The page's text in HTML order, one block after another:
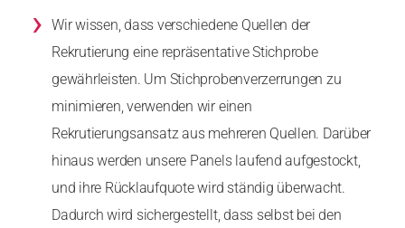
› Wir wissen, dass verschiedene Quellen der
Rekrutierung eine repräsentative Stichprobe
gewährleisten. Um Stichprobenverzerrungen zu
minimieren, verwenden wir einen
Rekrutierungsansatz aus mehreren Quellen. Darüber
hinaus werden unsere Panels laufend aufgestockt,
und ihre Rücklaufquote wird ständig überwacht.
Dadurch wird sichergestellt, dass selbst bei den